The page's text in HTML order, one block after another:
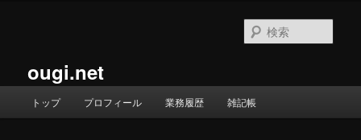
ougi.net
索
トップ プロフィール 業務履歴 雑記帳